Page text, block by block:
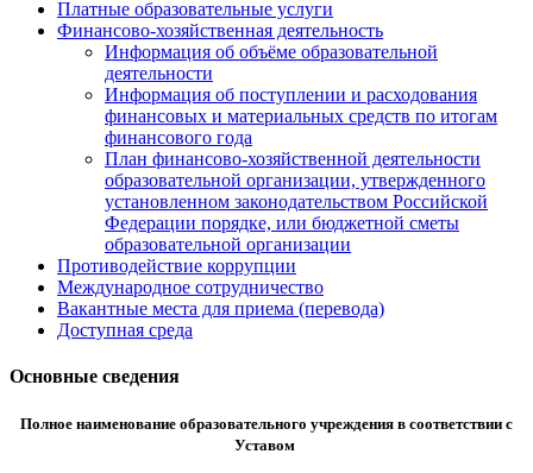
Платные образовательные услуги
Финансово-хозяйственная деятельность
Информация об объёме образовательной
деятельности
Информация об поступлении и расходования
финансовых и материальных средств по итогам
финансового года
План финансово-хозяйственной деятельности
образовательной организации, утвержденного
установленном законодательством Российской
Федерации порядке, или бюджетной сметы
образовательной организации
Противодействие коррупции
Международное сотрудничество
Вакантные места для приема (перевода)
Доступная среда
Основные сведения
Полное наименование образовательного учреждения в соответствии с
Уставом